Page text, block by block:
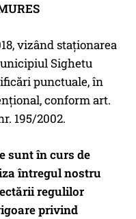
vizând staţionarea
Sighetu
punctuale, în
conform art.
195/2002.
sunt în curs de
întregul nostru
regulilor
privind